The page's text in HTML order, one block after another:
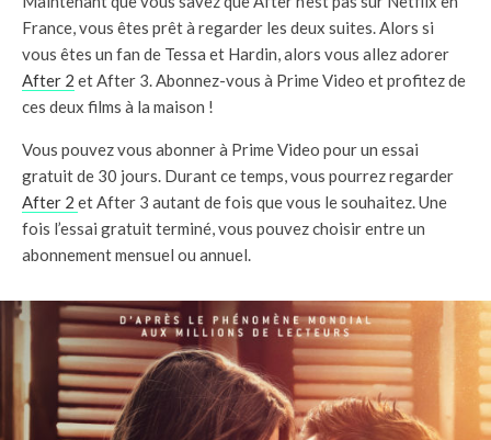
France, vous êtes prêt à regarder les deux suites. Alors si
vous êtes un fan de Tessa et Hardin, alors vous allez adorer
After 2 et After 3. Abonnez-vous à Prime Video et profitez de
ces deux films à la maison !
Vous pouvez vous abonner à Prime Video pour un essai
gratuit de 30 jours. Durant ce temps, vous pourrez regarder
After 2 et After 3 autant de fois que vous le souhaitez. Une
fois l’essai gratuit terminé, vous pouvez choisir entre un
abonnement mensuel ou annuel.